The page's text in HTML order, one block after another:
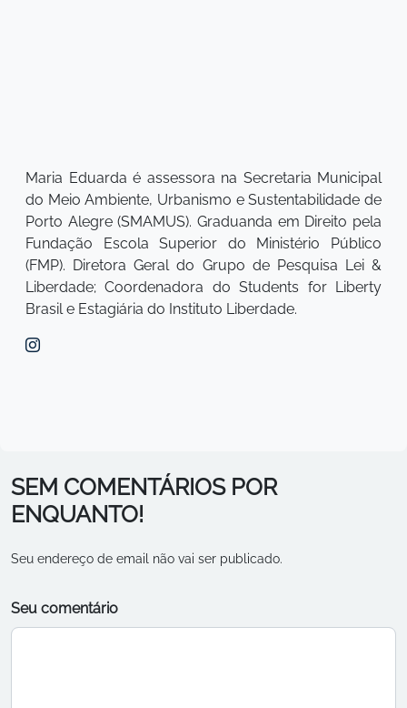
Maria Eduarda é assessora na Secretaria Municipal
do Meio Ambiente, Urbanismo e Sustentabilidade de
Porto Alegre (SMAMUS). Graduanda em Direito pela
Fundação Escola Superior do Ministério Público
(FMP). Diretora Geral do Grupo de Pesquisa Lei &
Liberdade; Coordenadora do Students for Liberty
Brasil e Estagiária do Instituto Liberdade.
SEM COMENTÁRIOS POR
ENQUANTO!
Seu endereço de email não vai ser publicado.
Seu comentário